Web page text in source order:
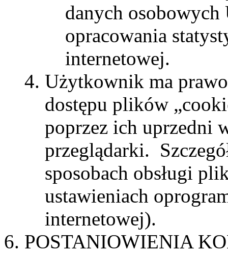
danych osobowych
opracowania
internetowej.
Użytkownik ma
dostępu plików
poprzez ich uprzedni
przeglądarki.
sposobach obsługi
ustawieniach
internetowej).
POSTANIOWIENIA